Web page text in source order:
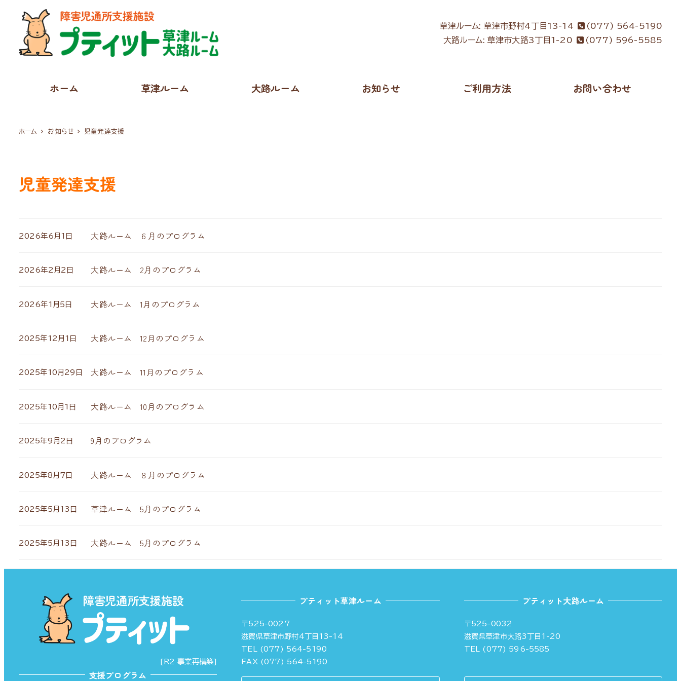
草津ルーム: 草津市野村4丁目13-14
(077) 564-5190
大路ルーム: 草津市大路3丁目1-20
(077) 596-5585
ホーム 草津ルーム 大路ルーム お知らせ ご利用方法 お問い合わせ
ホーム お知らせ 児童発達支援
児童発達支援
大路ルーム ６月のプログラム
2026年6月1日
大路ルーム 2月のプログラム
2026年2月2日
大路ルーム 1月のプログラム
2026年1月5日
大路ルーム 12月のプログラム
2025年12月1日
大路ルーム 11月のプログラム
2025年10月29日
大路ルーム 10月のプログラム
2025年10月1日
9月のプログラム
2025年9月2日
大路ルーム ８月のプログラム
2025年8月7日
草津ルーム 5月のプログラム
2025年5月13日
大路ルーム 5月のプログラム
2025年5月13日
[R2 事業再構築]
支援プログラム
プティット草津ルーム
〒525-0027
滋賀県草津市野村4丁目13-14
TEL (077) 564-5190
FAX (077) 564-5190
プティット大路ルーム
〒525-0032
滋賀県草津市大路3丁目1-20
TEL (077) 596-5585